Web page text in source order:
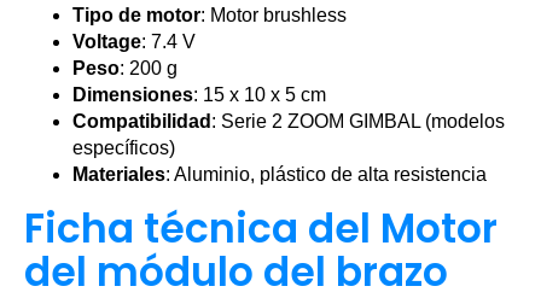
Tipo de motor: Motor brushless
Voltage: 7.4 V
Peso: 200 g
Dimensiones: 15 x 10 x 5 cm
Compatibilidad : Serie 2 ZOOM GIMBAL (modelos
específicos)
Materiales: Aluminio, plástico de alta resistencia
Ficha técnica del Motor
del módulo del brazo